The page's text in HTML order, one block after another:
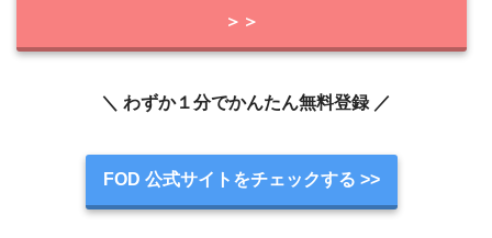
＞＞
＼ わずか１分でかんたん無料登録 ／
FOD 公式サイトをチェックする >>